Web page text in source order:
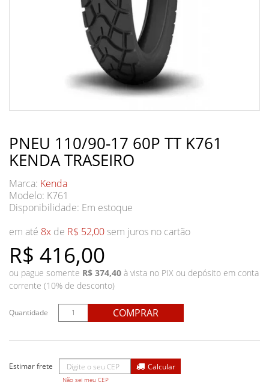
PNEU 110/90-17 60P TT K761
KENDA TRASEIRO
Marca: Kenda
Modelo: K761
Disponibilidade: Em estoque
R$ 416,00
em até 8x de R$ 52,00 sem juros no cartão
ou pague somente R$ 374,40 à vista no PIX ou depósito em conta
corrente (10% de desconto)
Quantidade COMPRAR
Não sei meu CEP